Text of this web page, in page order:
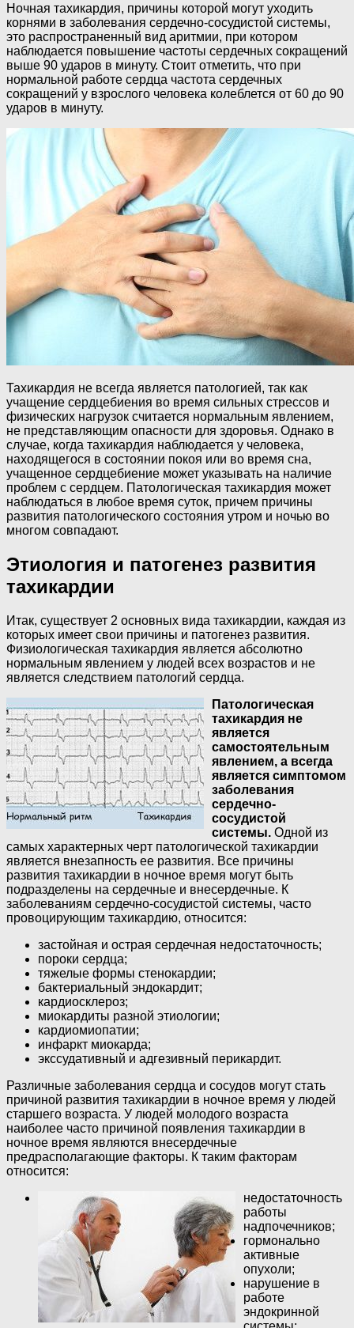
Ночная тахикардия, причины которой могут уходить
корнями в заболевания сердечно-сосудистой системы,
это распространенный вид аритмии, при котором
наблюдается повышение частоты сердечных сокращений
выше 90 ударов в минуту. Стоит отметить, что при
нормальной работе сердца частота сердечных
сокращений у взрослого человека колеблется от 60 до 90
ударов в минуту.
Тахикардия не всегда является патологией, так как
учащение сердцебиения во время сильных стрессов и
физических нагрузок считается нормальным явлением,
не представляющим опасности для здоровья. Однако в
случае, когда тахикардия наблюдается у человека,
находящегося в состоянии покоя или во время сна,
учащенное сердцебиение может указывать на наличие
проблем с сердцем. Патологическая тахикардия может
наблюдаться в любое время суток, причем причины
развития патологического состояния утром и ночью во
многом совпадают.
Этиология и патогенез развития
тахикардии
Итак, существует 2 основных вида тахикардии, каждая из
которых имеет свои причины и патогенез развития.
Физиологическая тахикардия является абсолютно
нормальным явлением у людей всех возрастов и не
является следствием патологий сердца.
Патологическая
тахикардия не
является
самостоятельным
явлением, а всегда
является симптомом
заболевания
сердечно-
сосудистой
системы. Одной из
самых характерных черт патологической тахикардии
является внезапность ее развития. Все причины
развития тахикардии в ночное время могут быть
подразделены на сердечные и внесердечные. К
заболеваниям сердечно-сосудистой системы, часто
провоцирующим тахикардию, относится:
застойная и острая сердечная недостаточность;
пороки сердца;
тяжелые формы стенокардии;
бактериальный эндокардит;
кардиосклероз;
миокардиты разной этиологии;
кардиомиопатии;
инфаркт миокарда;
экссудативный и адгезивный перикардит.
Различные заболевания сердца и сосудов могут стать
причиной развития тахикардии в ночное время у людей
старшего возраста. У людей молодого возраста
наиболее часто причиной появления тахикардии в
ночное время являются внесердечные
предрасполагающие факторы. К таким факторам
относится:
недостаточность
работы
надпочечников;
гормонально
активные
опухоли;
нарушение в
работе
эндокринной